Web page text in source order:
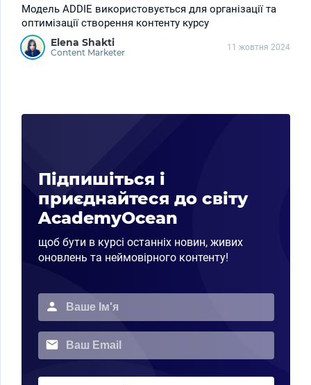
Модель ADDIE використовується для організації та
оптимізації створення контенту курсу
Elena Shakti
Content Marketer 11 жовтня 2024
Підпишіться і
приєднайтеся до світу
AcademyOcean
щоб бути в курсі останніх новин, живих
оновлень та неймовірного контенту!